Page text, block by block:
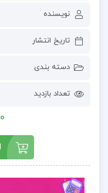
نویسنده
تاریخ انتشار
دسته بندی
تعداد بازدید